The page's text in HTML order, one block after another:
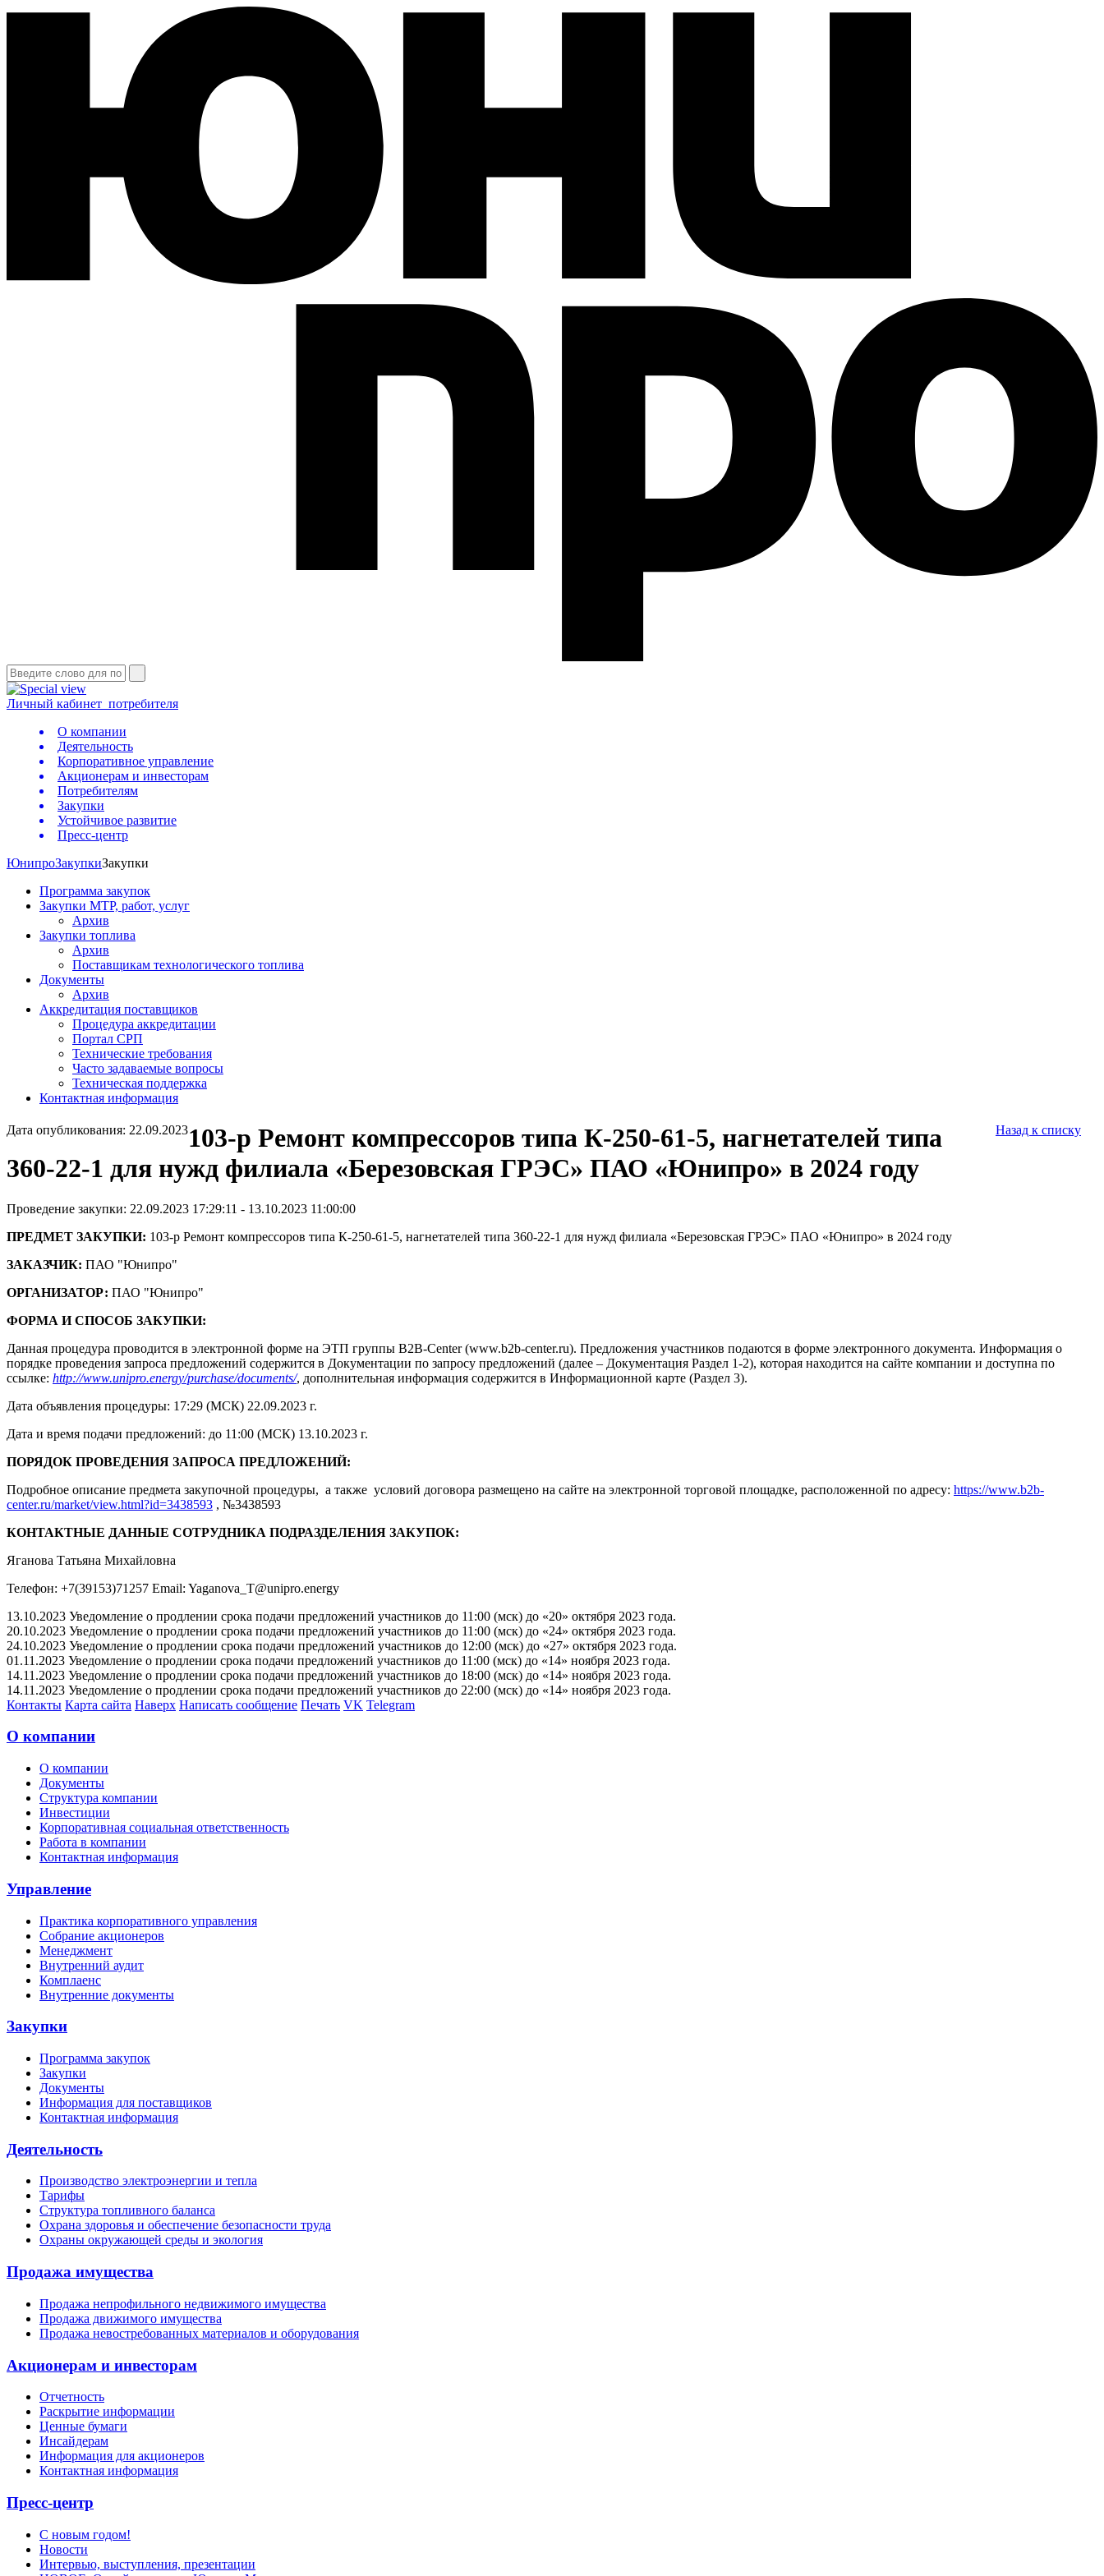
Личный кабинет потребителя
О компании
Деятельность
Корпоративное управление
Акционерам и инвесторам
Потребителям
Закупки
Устойчивое развитие
Пресс-центр
ЮнипроЗакупкиЗакупки
Программа закупок
Закупки МТР, работ, услуг
Архив
Закупки топлива
Архив
Поставщикам технологического топлива
Документы
Архив
Аккредитация поставщиков
Процедура аккредитации
Портал СРП
Технические требования
Часто задаваемые вопросы
Техническая поддержка
Контактная информация
Дата опубликования: 22.09.2023 Назад к списку
103-р Ремонт компрессоров типа К-250-61-5, нагнетателей типа
360-22-1 для нужд филиала «Березовская ГРЭС» ПАО «Юнипро» в 2024 году
Проведение закупки: 22.09.2023 17:29:11 - 13.10.2023 11:00:00
ПРЕДМЕТ ЗАКУПКИ: 103-р Ремонт компрессоров типа К-250-61-5, нагнетателей типа 360-22-1 для нужд филиала «Березовская ГРЭС» ПАО «Юнипро» в 2024 году
ЗАКАЗЧИК: ПАО "Юнипро"
ОРГАНИЗАТОР: ПАО "Юнипро"
ФОРМА И СПОСОБ ЗАКУПКИ:
Данная процедура проводится в электронной форме на ЭТП группы B2B-Center (www.b2b-center.ru). Предложения участников подаются в форме электронного документа. Информация о
порядке проведения запроса предложений содержится в Документации по запросу предложений (далее – Документация Раздел 1-2), которая находится на сайте компании и доступна по
ссылке: http://www.unipro.energy/purchase/documents/, дополнительная информация содержится в Информационной карте (Раздел 3).
Дата объявления процедуры: 17:29 (МСК) 22.09.2023 г.
Дата и время подачи предложений: до 11:00 (МСК) 13.10.2023 г.
ПОРЯДОК ПРОВЕДЕНИЯ ЗАПРОСА ПРЕДЛОЖЕНИЙ:
Подробное описание предмета закупочной процедуры, а также условий договора размещено на сайте на электронной торговой площадке, расположенной по адресу: https://www.b2b-
center.ru/market/view.html?id=3438593 , №3438593
КОНТАКТНЫЕ ДАННЫЕ СОТРУДНИКА ПОДРАЗДЕЛЕНИЯ ЗАКУПОК:
Яганова Татьяна Михайловна
Телефон: +7(39153)71257 Email: Yaganova_T@unipro.energy
13.10.2023 Уведомление о продлении срока подачи предложений участников до 11:00 (мск) до «20» октября 2023 года.
20.10.2023 Уведомление о продлении срока подачи предложений участников до 11:00 (мск) до «24» октября 2023 года.
24.10.2023 Уведомление о продлении срока подачи предложений участников до 12:00 (мск) до «27» октября 2023 года.
01.11.2023 Уведомление о продлении срока подачи предложений участников до 11:00 (мск) до «14» ноября 2023 года.
14.11.2023 Уведомление о продлении срока подачи предложений участников до 18:00 (мск) до «14» ноября 2023 года.
14.11.2023 Уведомление о продлении срока подачи предложений участников до 22:00 (мск) до «14» ноября 2023 года.
Контакты Карта сайта Наверх Написать сообщение Печать VK Telegram
О компании
О компании
Документы
Структура компании
Инвестиции
Корпоративная социальная ответственность
Работа в компании
Контактная информация
Управление
Практика корпоративного управления
Собрание акционеров
Менеджмент
Внутренний аудит
Комплаенс
Внутренние документы
Закупки
Программа закупок
Закупки
Документы
Информация для поставщиков
Контактная информация
Деятельность
Производство электроэнергии и тепла
Тарифы
Структура топливного баланса
Охрана здоровья и обеспечение безопасности труда
Охраны окружающей среды и экология
Продажа имущества
Продажа непрофильного недвижимого имущества
Продажа движимого имущества
Продажа невостребованных материалов и оборудования
Акционерам и инвесторам
Отчетность
Раскрытие информации
Ценные бумаги
Инсайдерам
Информация для акционеров
Контактная информация
Пресс-центр
С новым годом!
Новости
Интервью, выступления, презентации